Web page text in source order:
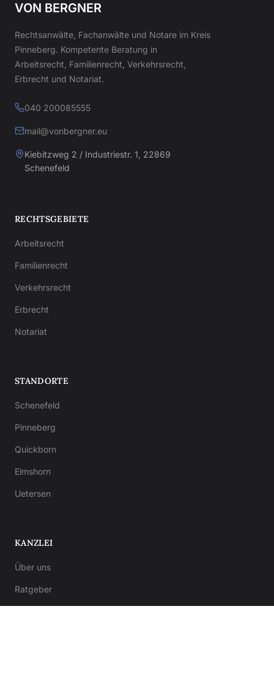
VON BERGNER
Rechtsanwälte, Fachanwälte und Notare im Kreis
Pinneberg. Kompetente Beratung in
Arbeitsrecht, Familienrecht, Verkehrsrecht,
Erbrecht und Notariat.
040 200085555
mail@vonbergner.eu
Kiebitzweg 2 / Industriestr. 1, 22869
Schenefeld
RECHTSGEBIETE
Arbeitsrecht
Familienrecht
Verkehrsrecht
Erbrecht
Notariat
STANDORTE
Schenefeld
Pinneberg
Quickborn
Elmshorn
Uetersen
KANZLEI
Über uns
Ratgeber